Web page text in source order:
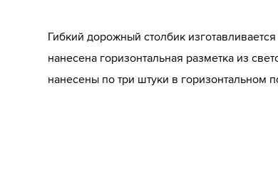
Гибкий дорожный столбик
нанесена горизонтальная разметка из
нанесены по три штуки в горизонтальном